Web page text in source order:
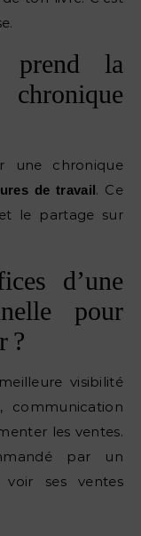
prend la
une chronique
de travail. Ce
le partage sur
d’une
pour
?
visibilité
communication
les ventes.
par un
voir ses ventes